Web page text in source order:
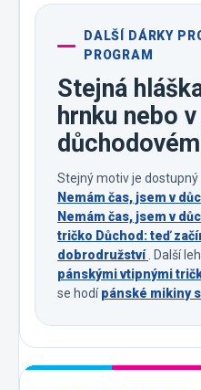
DALŠÍ DÁRKY
PROGRAM
Stejná
hrnku nebo
Stejný motiv je dostupný
Nemám čas, jsem v
Nemám čas, jsem v
tričko Důchod: teď
dobrodružství. Další
pánskými vtipnými
se hodípánské mikiny